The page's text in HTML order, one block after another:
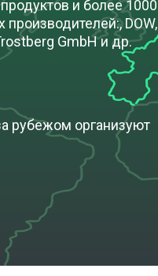
и более 1000
DOW,
GmbH и др.
рубежом организуют